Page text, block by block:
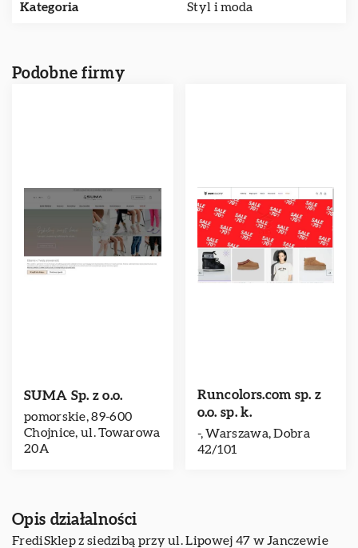
Kategoria Styl i moda
Podobne firmy
SUMA Sp. z o.o.
pomorskie, 89-600
Chojnice, ul. Towarowa
20A
Runcolors.com sp. z
o.o. sp. k.
-, Warszawa, Dobra
42/101
Opis działalności
FrediSklep z siedzibą przy ul. Lipowej 47 w Janczewie